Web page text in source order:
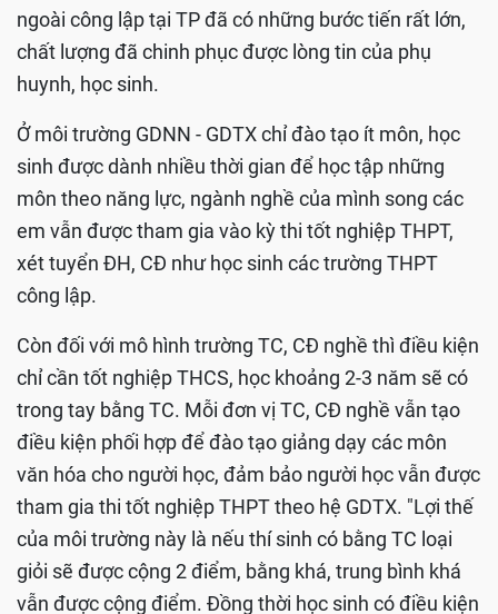
ngoài công lập tại TP đã có những bước tiến rất lớn,
chất lượng đã chinh phục được lòng tin của phụ
huynh, học sinh.
Ở môi trường GDNN - GDTX chỉ đào tạo ít môn, học
sinh được dành nhiều thời gian để học tập những
môn theo năng lực, ngành nghề của mình song các
em vẫn được tham gia vào kỳ thi tốt nghiệp THPT,
xét tuyển ĐH, CĐ như học sinh các trường THPT
công lập.
Còn đối với mô hình trường TC, CĐ nghề thì điều kiện
chỉ cần tốt nghiệp THCS, học khoảng 2-3 năm sẽ có
trong tay bằng TC. Mỗi đơn vị TC, CĐ nghề vẫn tạo
điều kiện phối hợp để đào tạo giảng dạy các môn
văn hóa cho người học, đảm bảo người học vẫn được
tham gia thi tốt nghiệp THPT theo hệ GDTX. "Lợi thế
của môi trường này là nếu thí sinh có bằng TC loại
giỏi sẽ được cộng 2 điểm, bằng khá, trung bình khá
vẫn được cộng điểm. Đồng thời học sinh có điều kiện